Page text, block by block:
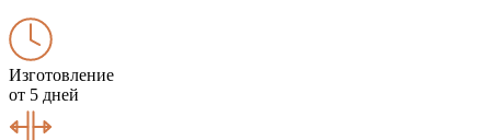
Изготовление
от 5 дней